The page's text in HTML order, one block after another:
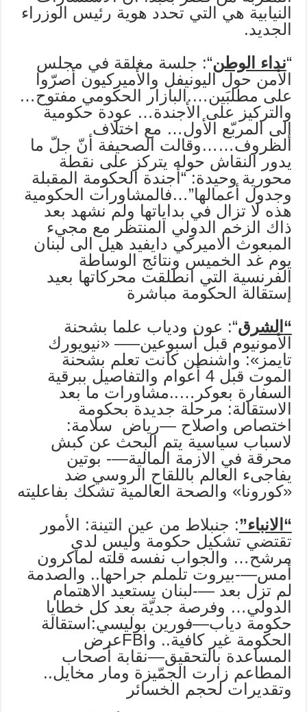
النيابية هي التي تحدد هوية رئيس الوزراء
الجديد.
“نداء الوطن“: جلسة مغلقة في مجلس
الأمن حول اليونيفل والأميركيون أصرّوا
على مطلبَين….البازار الحكومي مفتوح…
والتركيز على الأجندة… عودة حكومية
إلى المربّع الأول… مع اختلاف
الظروف……وقالت الصحيفة أنّ جلّ ما
يدور النقاش حوله يتركز على نقطة
محورية وحيدة: “أجندة الحكومة المقبلة
وجدول أعمالها”…فالمشاورات الحكومية
هذه لا تزال في بداياتها ولم نشهد بعد
ذاك الزخم الدولي المنتظر مع مجيء
المبعوث الاميركي دايفيد هيل الى لبنان
يوم غد الخميس ونتائج الوساطة
الفرنسية التي انطلقت محركاتها بعيد
إستقالة الحكومة مباشرة
“ الشرق“: عون ودياب علما بشحنة
الأمونيوم قبل أسبوعين—– «نيويورك
تايمز»: واشنطن كانت تعلم بشحنة
الموت قبل 4 أعوام والتفاصيل ببرقية
السفارة بعوكر…..مشاورات ما بعد
الاستقالة: مرحلة جديدة بحكومة
اختصاص واصلاح —رياض سلامة:
لاسباب سياسية يتم البحث عن كبش
محرقة في الازمة المالية—- بوتين
يفاجىء العالم باللقاح الروسي ضد
«كورونا» والصحة العالمية تشكك بفاعليته
“الانباء”: جنبلاط من عين التينة: الأمور
تقتضي تشكيل حكومة وليس لدي
مرشح… والجواب نفسه قلته لماكرون
أمس—-بيروت تلملم جراحها.. والصدمة
لم تزل بعد —-لبنان يستعيد الاهتمام
الدولي… وفرصة جديّة بعد كل خطايا
حكومة دياب—فورين بوليسي:استقالة
الحكومة غير كافية.. وFBIعرض
المساعدة بالتحقيق—نقابة أصحاب
المطاعم زارت الجمّيزة ومار مخايل..
وتقديرات لحجم الخسائر